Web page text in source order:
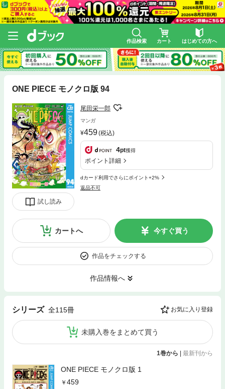
作品検索 カート はじめての方へ
ONE PIECE モノクロ版 94
試し読み
尾田栄一郎
マンガ
459(税込)
4pt獲得
ポイント詳細
dカード利用でさらにポイント+2%
返品不可
カートへ 今すぐ買う
作品をチェックする
作品情報へ
シリーズ 全115冊 お気に入り登録
未購入巻をまとめて買う
1巻から 最新刊から
ONE PIECE モノクロ版 1
459